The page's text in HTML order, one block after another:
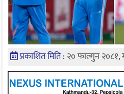
प्रकाशित मिति : २० फाल्गुन